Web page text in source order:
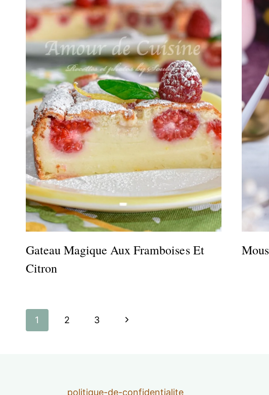
Gateau Magique Aux Framboises Et
Citron
Navigation
1 2 3
Page
politique-de-confidentialite